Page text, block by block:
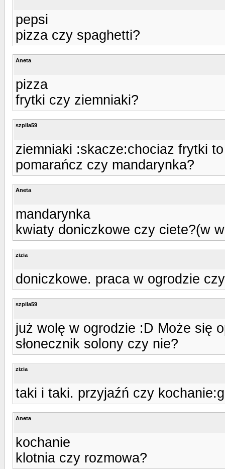
pepsi
pizza czy spaghetti?
Aneta
pizza
frytki czy ziemniaki?
szpila59
ziemniaki :skacze:chociaz frytki
pomarańcz czy mandarynka?
Aneta
mandarynka
kwiaty doniczkowe czy ciete?(w
zizia
doniczkowe. praca w ogrodzie
szpila59
już wolę w ogrodzie :D Może się
słonecznik solony czy nie?
zizia
taki i taki. przyjaźń czy
Aneta
kochanie
klotnia czy rozmowa?